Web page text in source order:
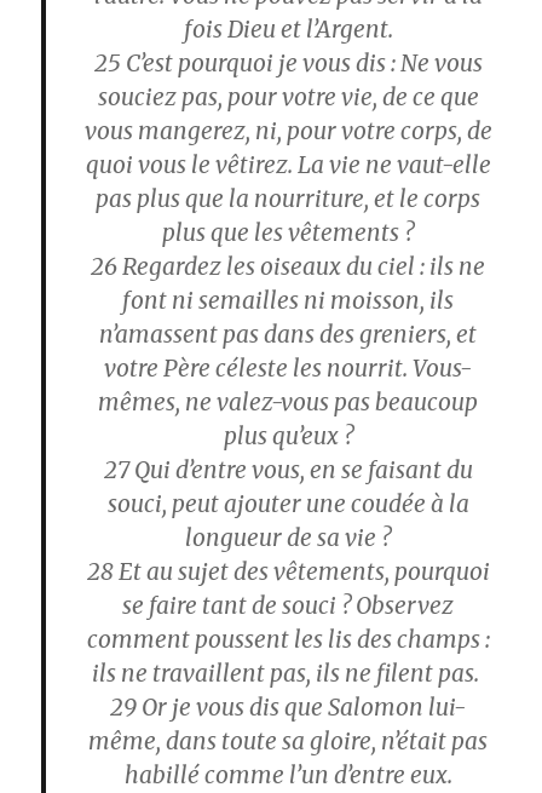
fois Dieu et l’Argent.
25 C’est pourquoi je vous dis : Ne vous
souciez pas, pour votre vie, de ce que
vous mangerez, ni, pour votre corps, de
quoi vous le vêtirez. La vie ne vaut-elle
pas plus que la nourriture, et le corps
plus que les vêtements ?
26Regardez les oiseaux du ciel : ils ne
font ni semailles ni moisson, ils
n’amassent pas dans des greniers, et
votre Père céleste les nourrit. Vous-
mêmes, ne valez-vous pas beaucoup
plus qu’eux ?
27Qui d’entre vous, en se faisant du
souci, peut ajouter une coudée à la
longueur de sa vie ?
28Et au sujet des vêtements, pourquoi
se faire tant de souci ? Observez
comment poussent les lis des champs :
ils ne travaillent pas, ils ne filent pas.
29 Or je vous dis que Salomon lui-
même, dans toute sa gloire, n’était pas
habillé comme l’un d’entre eux.